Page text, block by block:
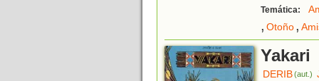
Temática:
, Otoño,
Yakari
DERIB(aut.)